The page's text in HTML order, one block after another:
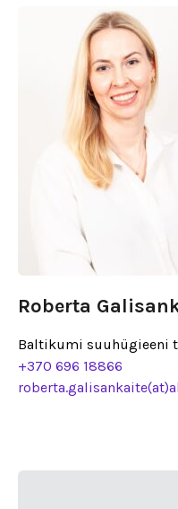
Roberta
Baltikumi suuhügieeni
+370 696 18866